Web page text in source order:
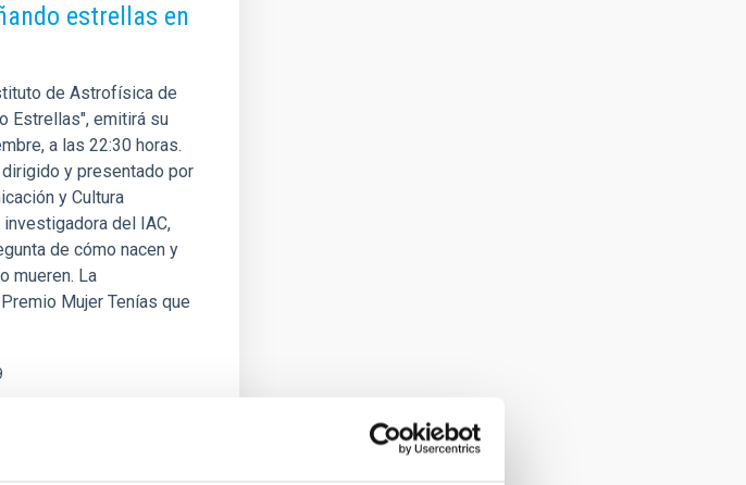
estrellas en
de Astrofísica de
Estrellas", emitirá su
a las 22:30 horas.
y presentado por
y Cultura
del IAC,
de cómo nacen y
mueren. La
Mujer Tenías que